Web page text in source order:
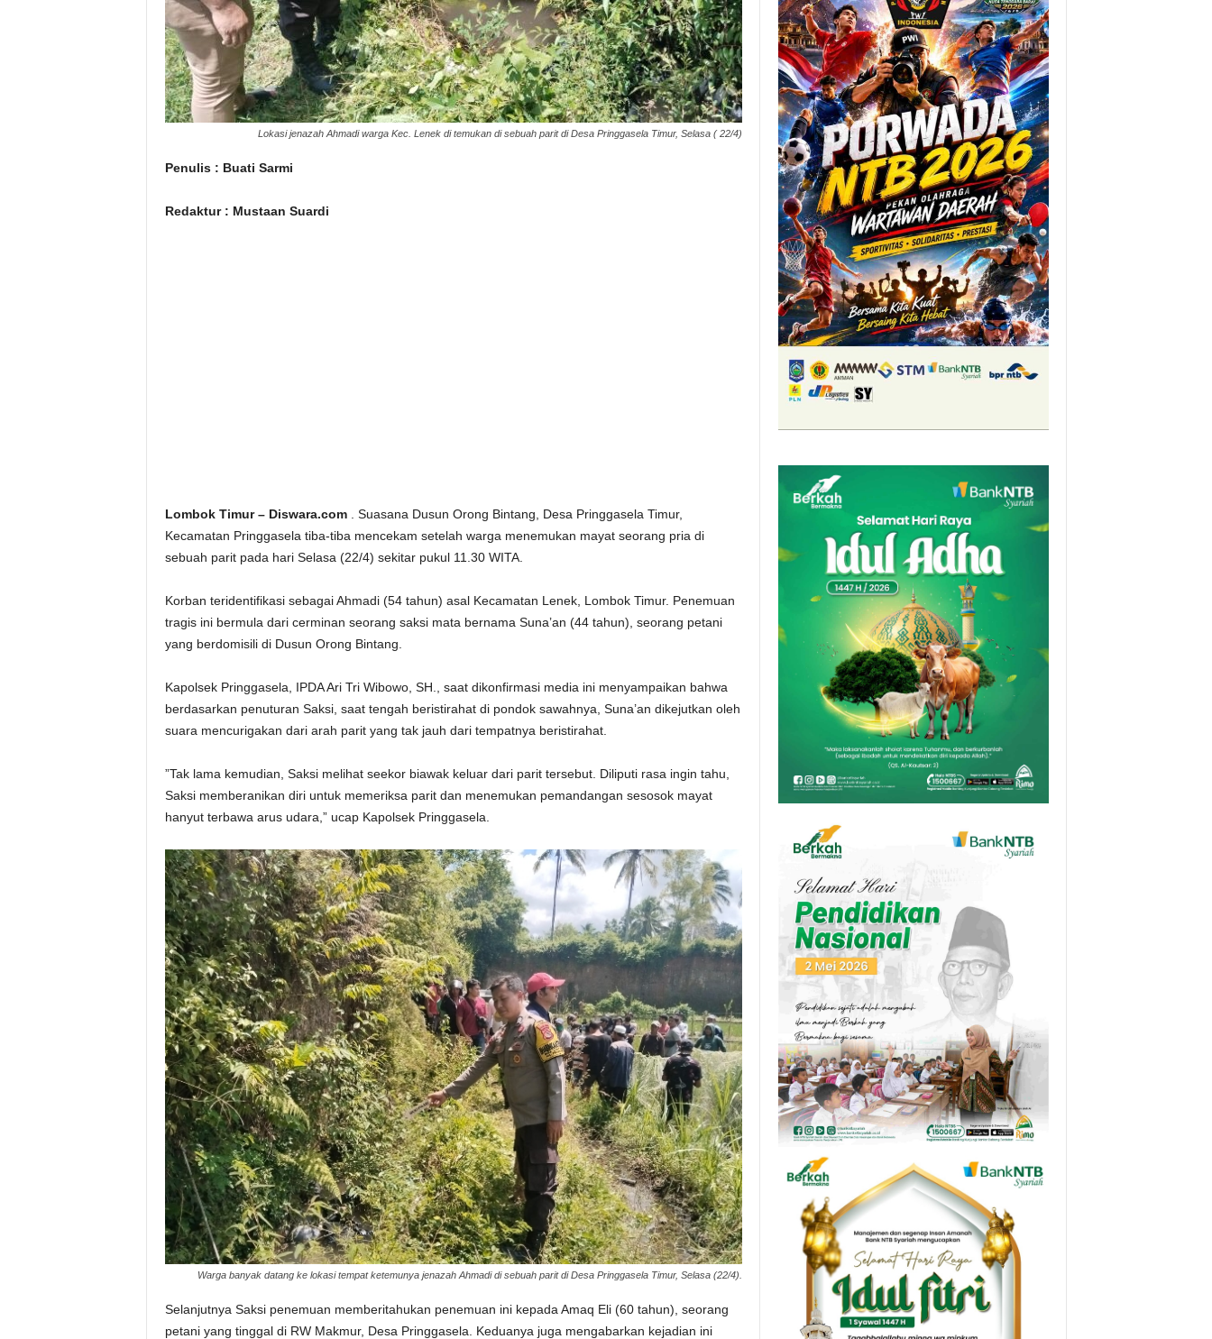
Lokasi jenazah Ahmadi warga Kec. Lenek di temukan di sebuah parit di Desa Pringgasela Timur, Selasa ( 22/4)
Penulis : Buati Sarmi
Redaktur : Mustaan ​​Suardi
Lombok Timur – Diswara.com. Suasana Dusun Orong Bintang, Desa Pringgasela Timur,
Kecamatan Pringgasela tiba-tiba mencekam setelah warga menemukan mayat seorang pria di
sebuah parit pada hari Selasa (22/4) sekitar pukul 11.30 WITA.
Korban teridentifikasi sebagai Ahmadi (54 tahun) asal Kecamatan Lenek, Lombok Timur. Penemuan
tragis ini bermula dari cerminan seorang saksi mata bernama Suna’an (44 tahun), seorang petani
yang berdomisili di Dusun Orong Bintang.
Kapolsek Pringgasela, IPDA Ari Tri Wibowo, SH., saat dikonfirmasi media ini menyampaikan bahwa
berdasarkan penuturan Saksi, saat tengah beristirahat di pondok sawahnya, Suna’an dikejutkan oleh
suara mencurigakan dari arah parit yang tak jauh dari tempatnya beristirahat.
”Tak lama kemudian, Saksi melihat seekor biawak keluar dari parit tersebut. Diliputi rasa ingin tahu,
Saksi memberanikan diri untuk memeriksa parit dan menemukan pemandangan sesosok mayat
hanyut terbawa arus udara,” ucap Kapolsek Pringgasela.
Warga banyak datang ke lokasi tempat ketemunya jenazah Ahmadi di sebuah parit di Desa Pringgasela Timur, Selasa (22/4).
Selanjutnya Saksi penemuan memberitahukan penemuan ini kepada Amaq Eli (60 tahun), seorang
petani yang tinggal di RW Makmur, Desa Pringgasela. Keduanya juga mengabarkan kejadian ini